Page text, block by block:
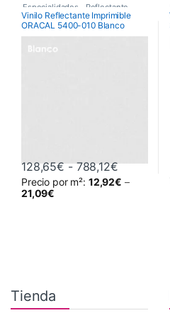
Especialidades Reflectante
Vinilos De Corte
Vinilo Reflectante Imprimible
ORACAL 5400-010 Blanco
128,65€ - 788,12€Rango
Precio por m²: 12,92€ –
21,09€
Este producto tiene múltiples
Tienda